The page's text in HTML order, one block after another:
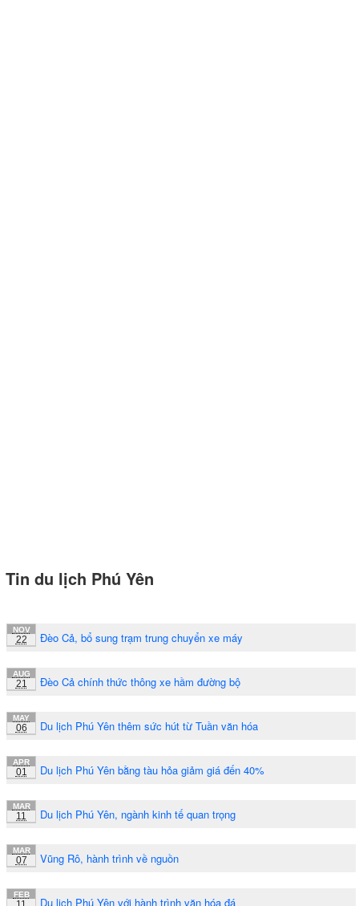
Tin du lịch Phú Yên
NOV
22 Đèo Cả, bổ sung trạm trung chuyển xe máy
AUG
21 Đèo Cả chính thức thông xe hầm đường bộ
MAY
06 Du lịch Phú Yên thêm sức hút từ Tuần văn hóa
APR
01 Du lịch Phú Yên bằng tàu hỏa giảm giá đến 40%
MAR
11 Du lịch Phú Yên, ngành kinh tế quan trọng
MAR
07 Vũng Rô, hành trình về nguồn
FEB
Du lịch Phú Yên với hành trình văn hóa đá